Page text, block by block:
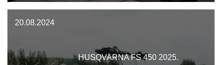
агрессивного городского
хулиганами.
20.08.2024
HUSQVARNA FS 450 2025.